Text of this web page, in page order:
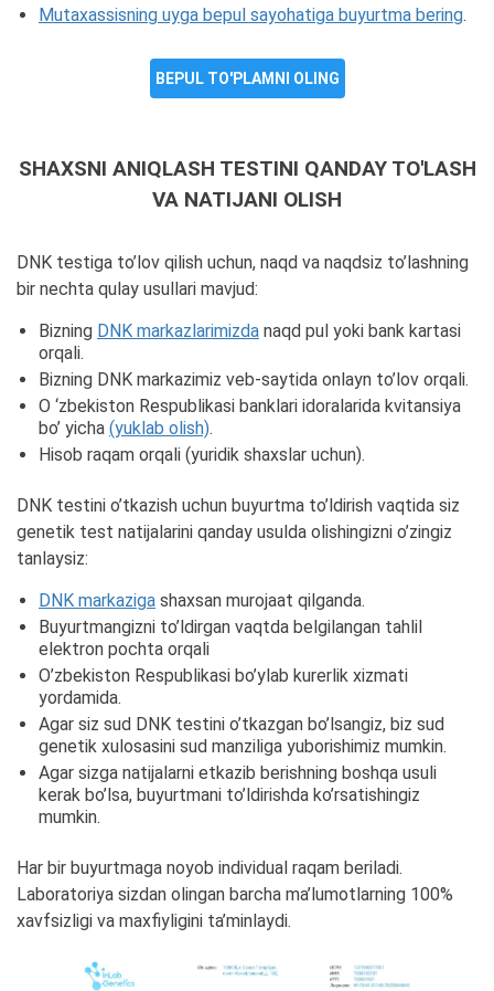
Mutaxassisning uyga bepul sayohatiga buyurtma bering.
BEPUL TO'PLAMNI OLING
SHAXSNI ANIQLASH TESTINI QANDAY TO'LASH
VA NATIJANI OLISH
DNK testiga to’lov qilish uchun, naqd va naqdsiz to’lashning
bir nechta qulay usullari mavjud:
Bizning DNK markazlarimizda naqd pul yoki bank kartasi
orqali.
Bizning DNK markazimiz veb-saytida onlayn to’lov orqali.
O ‘zbekiston Respublikasi banklari idoralarida kvitansiya
bo’ yicha (yuklab olish).
Hisob raqam orqali (yuridik shaxslar uchun).
DNK testini o’tkazish uchun buyurtma to’ldirish vaqtida siz
genetik test natijalarini qanday usulda olishingizni o’zingiz
tanlaysiz:
DNK markaziga shaxsan murojaat qilganda.
Buyurtmangizni to’ldirgan vaqtda belgilangan tahlil
elektron pochta orqali
O’zbekiston Respublikasi bo’ylab kurerlik xizmati
yordamida.
Agar siz sud DNK testini o’tkazgan bo’lsangiz, biz sud
genetik xulosasini sud manziliga yuborishimiz mumkin.
Agar sizga natijalarni etkazib berishning boshqa usuli
kerak bo’lsa, buyurtmani to’ldirishda ko’rsatishingiz
mumkin.
Har bir buyurtmaga noyob individual raqam beriladi.
Laboratoriya sizdan olingan barcha ma’lumotlarning 100%
xavfsizligi va maxfiyligini ta’minlaydi.